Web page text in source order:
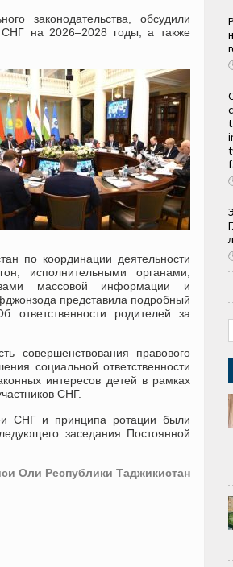
законодательства, обсудили
СНГ на 2026–2028 годы, а также
по координации деятельности
исполнительными органами,
массовой информации и
представила подробный
ответственности родителей за
совершенствования правового
социальной ответственности
интересов детей в рамках
СНГ.
СНГ и принципа ротации были
заседания Постоянной
Оли Республики Таджикистан